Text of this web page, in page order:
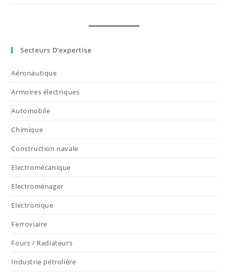
Secteurs D’expertise
Aéronautique
Armoires électriques
Automobile
Chimique
Construction navale
Electromécanique
Electroménager
Electronique
Ferroviaire
Fours / Radiateurs
Industrie pétrolière